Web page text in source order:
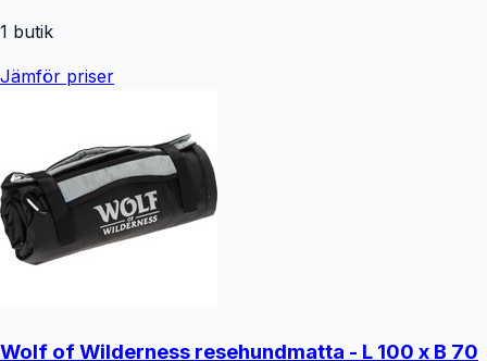
1 butik
Jämför priser
Wolf of Wilderness resehundmatta - L 100 x B 70